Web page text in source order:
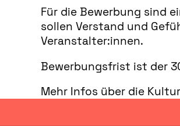
Für die Bewerbung sind
sollen Verstand und
Veranstalter:innen.
Bewerbungsfrist ist der
Mehr Infos über die